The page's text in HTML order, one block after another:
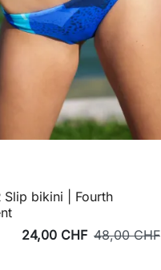
Slip bikini | Fourth
24,00 CHF 48,00 CHF